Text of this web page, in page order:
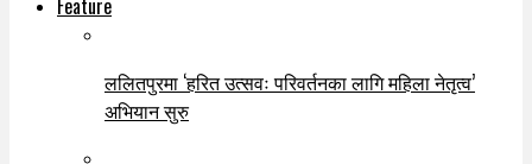
Feature
ललितपुरमा ‘हरित उत्सवः परिवर्तनका लागि महिला नेतृत्व’
अभियान सुरु